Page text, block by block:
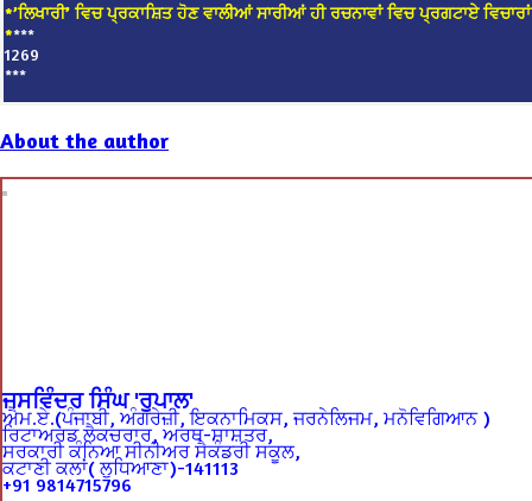
*’ਲਿਖਾਰੀ’ ਵਿਚ ਪ੍ਰਕਾਸ਼ਿਤ ਹੋਣ ਵਾਲੀਆਂ ਸਾਰੀਆਂ ਹੀ ਰਚਨਾਵਾਂ ਵਿਚ ਪ੍ਰਗਟਾਏ
****
1269
***
About the author
ਜਸਵਿੰਦਰ ਸਿੰਘ 'ਰੁਪਾਲ'
ਐਮ.ਏ.(ਪੰਜਾਬੀ, ਅੰਗਰੇਜ਼ੀ, ਇਕਨਾਮਿਕਸ,ਜਰਨੇਲਿਜਮ, ਮਨੋਵਿਗਿਆਨ )
ਰਿਟਾਅਰਡ ਲੈਕਚਰਾਰ, ਅਰਥ-ਸ਼ਾਸ਼ਤਰ,
ਸਰਕਾਰੀ ਕੰਨਿਆ ਸੀਨੀਅਰ ਸੈਕੰਡਰੀ ਸਕੂਲ,
ਕਟਾਣੀ ਕਲਾਂ( ਲੁਧਿਆਣਾ)-141113
+91 9814715796